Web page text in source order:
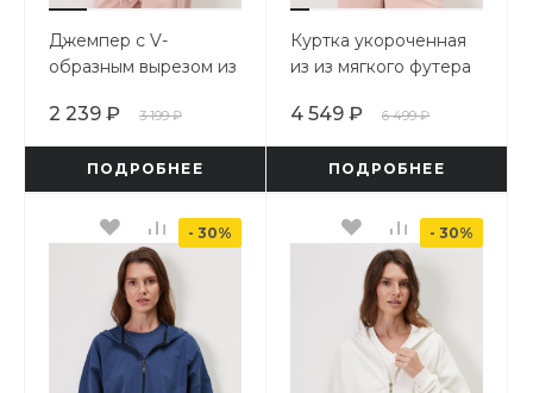
Джемпер с V-
образным вырезом из
2 239 ₽ 3 199 ₽
ПОДРОБНЕЕ
Куртка укороченная
из из мягкого футера
4 549 ₽ 6 499 ₽
ПОДРОБНЕЕ
- 30% - 30%